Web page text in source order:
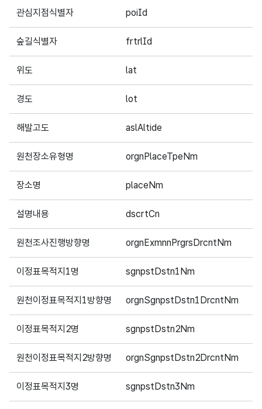
관심지점식별자 poiId
숲길식별자 frtrlId
위도 lat
경도 lot
해발고도 aslAltide
원천장소유형명 orgnPlaceTpeNm
장소명 placeNm
설명내용 dscrtCn
원천조사진행방향명 orgnExmnnPrgrsDrcntNm
이정표목적지1명 sgnpstDstn1Nm
원천이정표목적지1방향명 orgnSgnpstDstn1DrcntNm
이정표목적지2명 sgnpstDstn2Nm
원천이정표목적지2방향명 orgnSgnpstDstn2DrcntNm
이정표목적지3명 sgnpstDstn3Nm